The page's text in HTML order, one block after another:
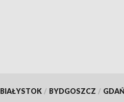
BIAŁYSTOK / BYDGOSZCZ /